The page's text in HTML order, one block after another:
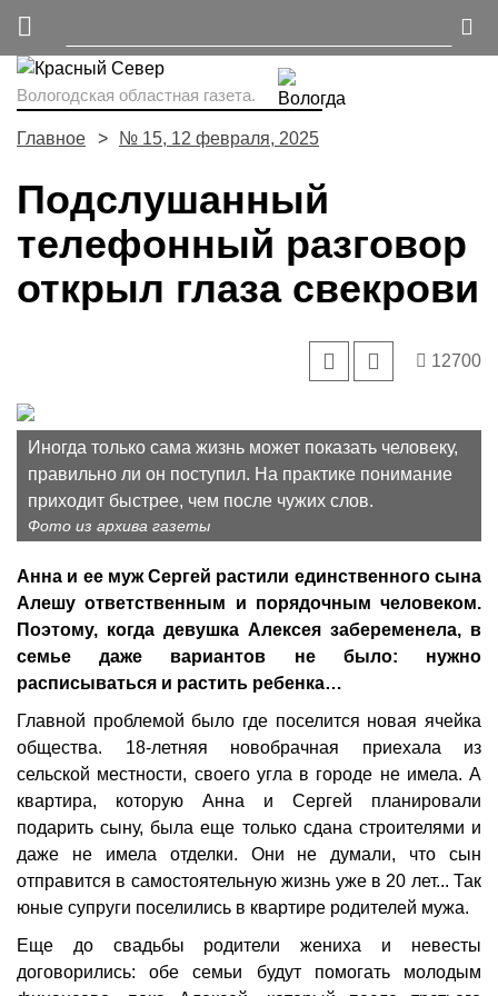
Вологодская областная газета.
Главное № 15, 12 февраля, 2025
Подслушанный
телефонный разговор
открыл глаза свекрови
12700
Иногда только сама жизнь может показать человеку,
правильно ли он поступил. На практике понимание
приходит быстрее, чем после чужих слов.
Фото из архива газеты
Анна и ее муж Сергей растили единственного сына
Алешу ответственным и порядочным человеком.
Поэтому, когда девушка Алексея забеременела, в
семье даже вариантов не было: нужно
расписываться и растить ребенка…
Главной проблемой было где поселится новая ячейка
общества. 18-летняя новобрачная приехала из
сельской местности, своего угла в городе не имела. А
квартира, которую Анна и Сергей планировали
подарить сыну, была еще только сдана строителями и
даже не имела отделки. Они не думали, что сын
отправится в самостоятельную жизнь уже в 20 лет... Так
юные супруги поселились в квартире родителей мужа.
Еще до свадьбы родители жениха и невесты
договорились: обе семьи будут помогать молодым